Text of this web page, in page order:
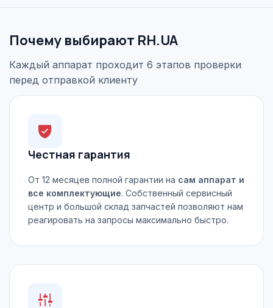
Почему выбирают RH.UA
Каждый аппарат проходит 6 этапов проверки
перед отправкой клиенту
Честная гарантия
От 12 месяцев полной гарантии на сам аппарат и
все комплектующие. Собственный сервисный
центр и большой склад запчастей позволяют нам
реагировать на запросы максимально быстро.